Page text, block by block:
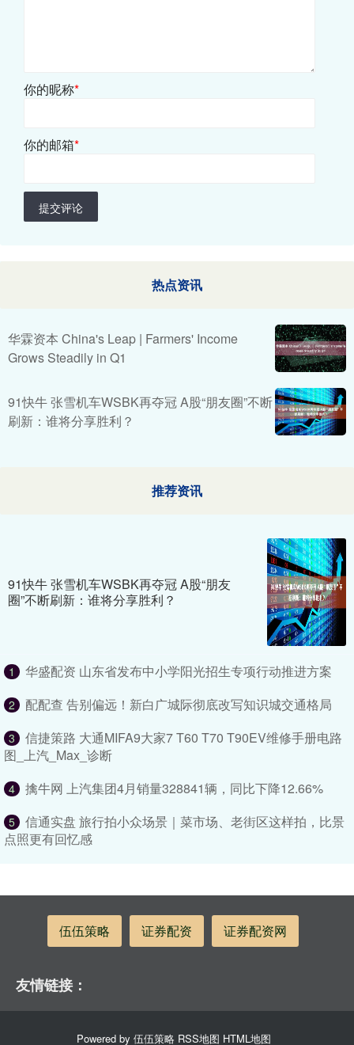
你的昵称*
你的邮箱*
提交评论
热点资讯
华霖资本 China's Leap | ​Farmers' Income
Grows Steadily in Q1
91快牛 张雪机车WSBK再夺冠 A股“朋友圈”不断
刷新：谁将分享胜利？
推荐资讯
91快牛 张雪机车WSBK再夺冠 A股“朋友
圈”不断刷新：谁将分享胜利？
1 华盛配资 山东省发布中小学阳光招生专项行动推进方案
2 配配查 告别偏远！新白广城际彻底改写知识城交通格局
3
信捷策路 大通MIFA9大家7 T60 T70 T90EV维修手册电路
图_上汽_Max_诊断
4 擒牛网 上汽集团4月销量328841辆，同比下降12.66%
5
信通实盘 旅行拍小众场景｜菜市场、老街区这样拍，比景
点照更有回忆感
伍伍策略 证券配资 证券配资网
友情链接：
Powered by 伍伍策略 RSS地图 HTML地图